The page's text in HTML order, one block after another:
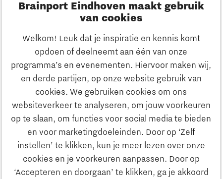
Brainport Eindhoven maakt gebruik
van cookies
Welkom! Leuk dat je inspiratie en kennis komt
opdoen of deelneemt aan één van onze
programma’s en evenementen. Hiervoor maken wij,
en derde partijen, op onze website gebruik van
cookies. We gebruiken cookies om ons
websiteverkeer te analyseren, om jouw voorkeuren
op te slaan, om functies voor social media te bieden
en voor marketingdoeleinden. Door op ‘Zelf
instellen’ te klikken, kun je meer lezen over onze
cookies en je voorkeuren aanpassen. Door op
‘Accepteren en doorgaan’ te klikken, ga je akkoord
Ontdek Brainport
Innovatie
Ondernemen
Innovatie
Ondernemen
Onderwijs
Maatschappelijk
Strategie & Organisatie
Zoeken
Contact